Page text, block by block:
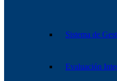
Sistema de
Evaluación